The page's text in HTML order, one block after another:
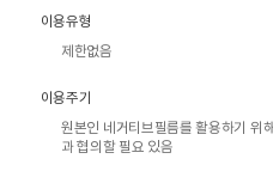
이용유형
제한없음
이용주기
원본인 네거티브필름를 활용하기 위
과 협의할 필요 있음